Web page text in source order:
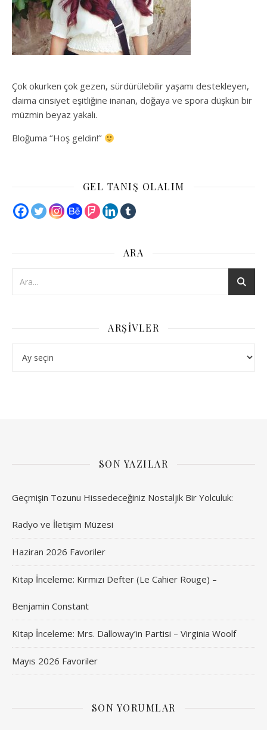
Çok okurken çok gezen, sürdürülebilir yaşamı destekleyen,
daima cinsiyet eşitliğine inanan, doğaya ve spora düşkün bir
müzmin beyaz yakalı.
Bloğuma ‘’Hoş geldin!’’
GEL TANIŞ OLALIM
ARA
ARŞIVLER
SON YAZILAR
Geçmişin Tozunu Hissedeceğiniz Nostaljik Bir Yolculuk:
Radyo ve İletişim Müzesi
Haziran 2026 Favoriler
Kitap İnceleme: Kırmızı Defter (Le Cahier Rouge) –
Benjamin Constant
Kitap İnceleme: Mrs. Dalloway’in Partisi – Virginia Woolf
Mayıs 2026 Favoriler
SON YORUMLAR